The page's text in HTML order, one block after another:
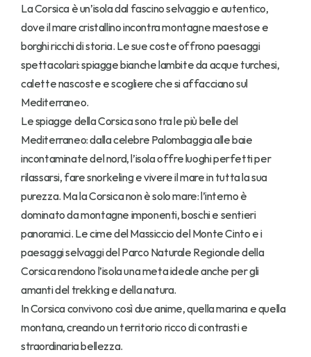
La Corsica è un’isola dal fascino selvaggio e autentico,
dove il mare cristallino incontra montagne maestose e
borghi ricchi di storia. Le sue coste offrono paesaggi
spettacolari: spiagge bianche lambite da acque turchesi,
calette nascoste e scogliere che si affacciano sul
Mediterraneo.
Le spiagge della Corsica sono tra le più belle del
Mediterraneo: dalla celebre Palombaggia alle baie
incontaminate del nord, l’isola offre luoghi perfetti per
rilassarsi, fare snorkeling e vivere il mare in tutta la sua
purezza. Ma la Corsica non è solo mare: l’interno è
dominato da montagne imponenti, boschi e sentieri
panoramici. Le cime del Massiccio del Monte Cinto e i
paesaggi selvaggi del Parco Naturale Regionale della
Corsica rendono l’isola una meta ideale anche per gli
amanti del trekking e della natura.
In Corsica convivono così due anime, quella marina e quella
montana, creando un territorio ricco di contrasti e
straordinaria bellezza.